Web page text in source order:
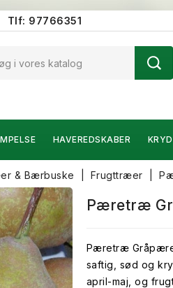
Tlf: 97766351
HAVEREDSKABER
& Bærbuske Frugttræer
Pæretræ
Pæretræ
saftig, sød og
april-maj, og